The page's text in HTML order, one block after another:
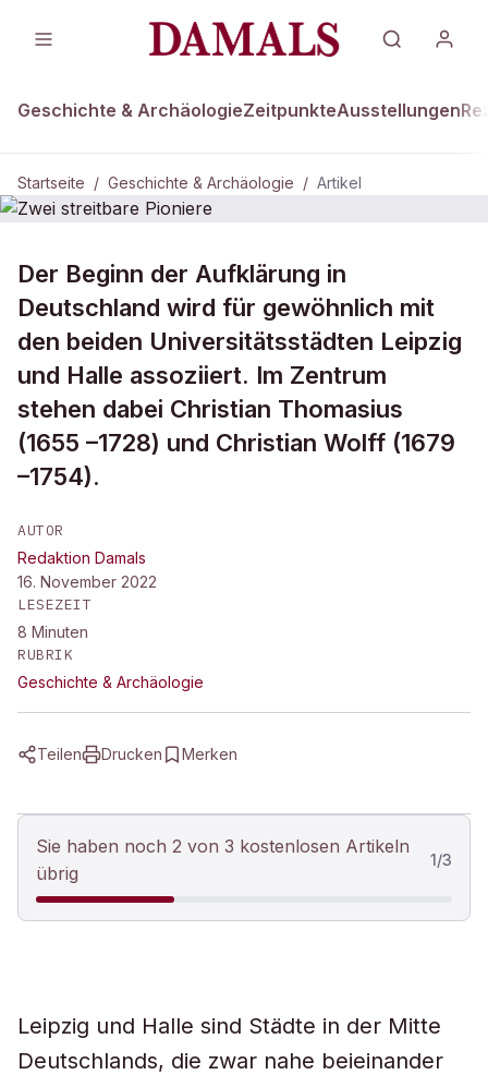
Geschichte & ArchäologieZeitpunkteAusstellungen
Startseite / Geschichte & Archäologie / Artikel
DAMALS Plus GESCHICHTE & ARCHÄOLOGIE
Zwei streitbare Pioniere
Der Beginn der Aufklärung in
Deutschland wird für gewöhnlich mit
den beiden Universitätsstädten Leipzig
und Halle assoziiert. Im Zentrum
stehen dabei Christian Thomasius
(1655 –1728) und Christian Wolff (1679
–1754).
AUTOR
Redaktion Damals
16. November 2022
LESEZEIT
8 Minuten
RUBRIK
Geschichte & Archäologie
Teilen Drucken Merken
Sie haben noch 2 von 3 kostenlosen Artikeln
übrig
1/3
Leipzig und Halle sind Städte in der Mitte
Deutschlands, die zwar nahe beieinander